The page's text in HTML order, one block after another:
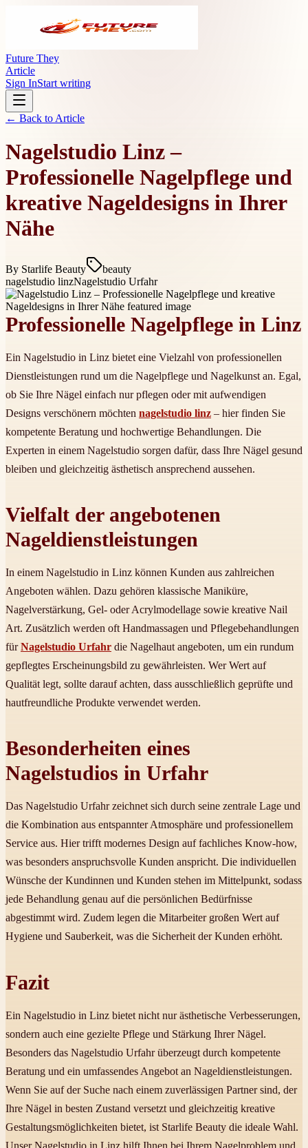
Future They
Article
Sign InStart writing
← Back to Article
Nagelstudio Linz –
Professionelle Nagelpflege und
kreative Nageldesigns in Ihrer
Nähe
By Starlife Beauty
beauty
nagelstudio linzNagelstudio Urfahr
Professionelle Nagelpflege in Linz
Ein Nagelstudio in Linz bietet eine Vielzahl von professionellen
Dienstleistungen rund um die Nagelpflege und Nagelkunst an. Egal,
ob Sie Ihre Nägel einfach nur pflegen oder mit aufwendigen
Designs verschönern möchten nagelstudio linz – hier finden Sie
kompetente Beratung und hochwertige Behandlungen. Die
Experten in einem Nagelstudio sorgen dafür, dass Ihre Nägel gesund
bleiben und gleichzeitig ästhetisch ansprechend aussehen.
Vielfalt der angebotenen
Nageldienstleistungen
In einem Nagelstudio in Linz können Kunden aus zahlreichen
Angeboten wählen. Dazu gehören klassische Maniküre,
Nagelverstärkung, Gel- oder Acrylmodellage sowie kreative Nail
Art. Zusätzlich werden oft Handmassagen und Pflegebehandlungen
fürNagelstudio Urfahr die Nagelhaut angeboten, um ein rundum
gepflegtes Erscheinungsbild zu gewährleisten. Wer Wert auf
Qualität legt, sollte darauf achten, dass ausschließlich geprüfte und
hautfreundliche Produkte verwendet werden.
Besonderheiten eines
Nagelstudios in Urfahr
Das Nagelstudio Urfahr zeichnet sich durch seine zentrale Lage und
die Kombination aus entspannter Atmosphäre und professionellem
Service aus. Hier trifft modernes Design auf fachliches Know-how,
was besonders anspruchsvolle Kunden anspricht. Die individuellen
Wünsche der Kundinnen und Kunden stehen im Mittelpunkt, sodass
jede Behandlung genau auf die persönlichen Bedürfnisse
abgestimmt wird. Zudem legen die Mitarbeiter großen Wert auf
Hygiene und Sauberkeit, was die Sicherheit der Kunden erhöht.
Fazit
Ein Nagelstudio in Linz bietet nicht nur ästhetische Verbesserungen,
sondern auch eine gezielte Pflege und Stärkung Ihrer Nägel.
Besonders das Nagelstudio Urfahr überzeugt durch kompetente
Beratung und ein umfassendes Angebot an Nageldienstleistungen.
Wenn Sie auf der Suche nach einem zuverlässigen Partner sind, der
Ihre Nägel in besten Zustand versetzt und gleichzeitig kreative
Gestaltungsmöglichkeiten bietet, ist Starlife Beauty die ideale Wahl.
Unser Nagelstudio in Linz hilft Ihnen bei Ihrem Nagelproblem und